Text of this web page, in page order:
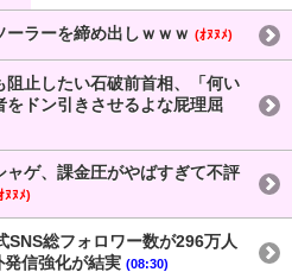
ラーを締め出しｗｗｗ (ｵﾇﾇﾒ)
止したい石破前首相、「何い
をドン引きさせるよな屁理屈
ャゲ、課金圧がやばすぎて不評
ﾇﾇﾒ)
SNS総フォロワー数が296万人
信強化が結実 (08:30)